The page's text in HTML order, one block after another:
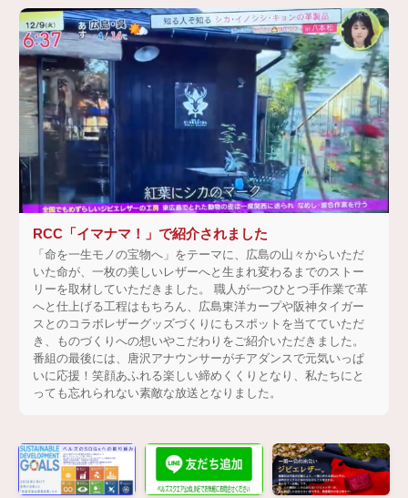
RCC「イマナマ！」で紹介されました
「命を一生モノの宝物へ」をテーマに、広島の山々からいただ
いた命が、一枚の美しいレザーへと生まれ変わるまでのストー
リーを取材していただきました。 職人が一つひとつ手作業で革
へと仕上げる工程はもちろん、広島東洋カープや阪神タイガー
スとのコラボレザーグッズづくりにもスポットを当てていただ
き、ものづくりへの想いやこだわりをご紹介いただきました。
番組の最後には、唐沢アナウンサーがチアダンスで元気いっぱ
いに応援！笑顔あふれる楽しい締めくくりとなり、私たちにと
っても忘れられない素敵な放送となりました。